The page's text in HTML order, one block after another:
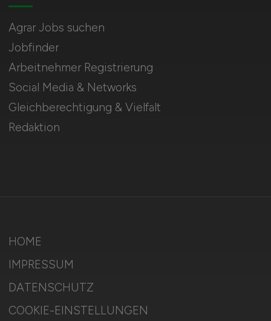
Agrar Jobs suchen
Jobfinder
Arbeitnehmer Registrierung
Social Media & Networks
Gleichberechtigung & Vielfalt
Redaktion
HOME
IMPRESSUM
DATENSCHUTZ
COOKIE-EINSTELLUNGEN